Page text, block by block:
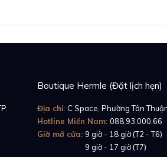
Boutique Hermle (Đặt lịch hẹn)
Địa chỉ: C Space, Phường Tân
Hotline Miền Nam: 088.93.000.66
Giờ mở cửa: 9 giờ - 18 giờ (T2 - T6)
9 giờ - 17 giờ (T7)